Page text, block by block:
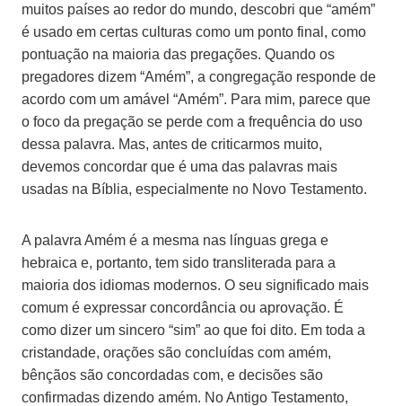
muitos países ao redor do mundo, descobri que “amém”
é usado em certas culturas como um ponto final, como
pontuação na maioria das pregações. Quando os
pregadores dizem “Amém”, a congregação responde de
acordo com um amável “Amém”. Para mim, parece que
o foco da pregação se perde com a frequência do uso
dessa palavra. Mas, antes de criticarmos muito,
devemos concordar que é uma das palavras mais
usadas na Bíblia, especialmente no Novo Testamento.
A palavra Amém é a mesma nas línguas grega e
hebraica e, portanto, tem sido transliterada para a
maioria dos idiomas modernos. O seu significado mais
comum é expressar concordância ou aprovação. É
como dizer um sincero “sim” ao que foi dito. Em toda a
cristandade, orações são concluídas com amém,
bênçãos são concordadas com, e decisões são
confirmadas dizendo amém. No Antigo Testamento,